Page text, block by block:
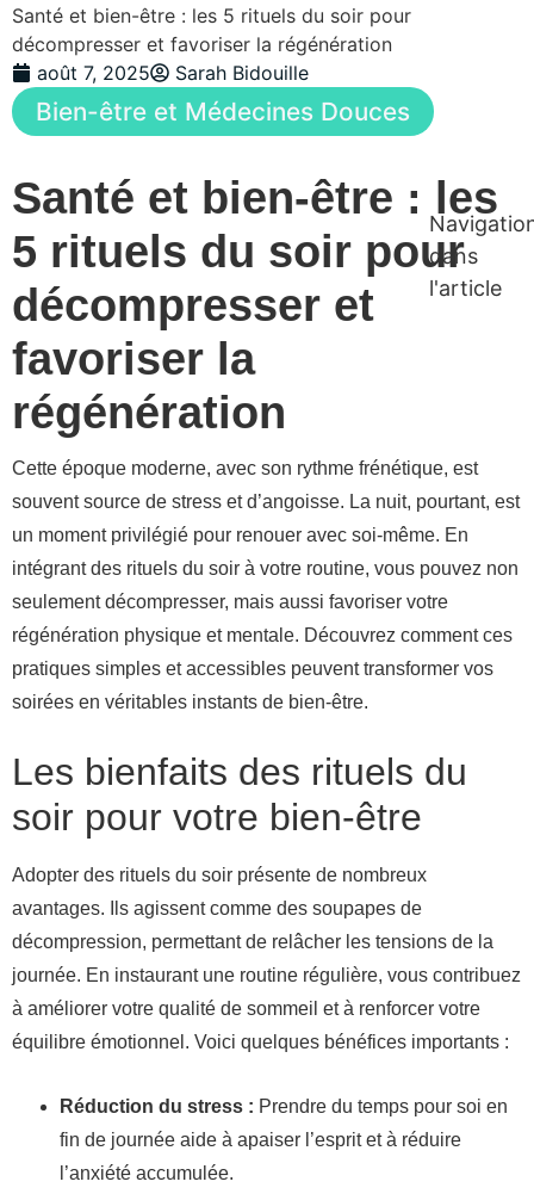
Santé et bien-être : les 5 rituels du soir pour
décompresser et favoriser la régénération
août 7, 2025
Sarah Bidouille
Bien-être et Médecines Douces
Santé et bien-être : les
5 rituels du soir pour
décompresser et
favoriser la
régénération
Cette époque moderne, avec son rythme frénétique, est
souvent source de stress et d’angoisse. La nuit, pourtant, est
un moment privilégié pour renouer avec soi-même. En
intégrant des rituels du soir à votre routine, vous pouvez non
seulement décompresser, mais aussi favoriser votre
régénération physique et mentale. Découvrez comment ces
pratiques simples et accessibles peuvent transformer vos
soirées en véritables instants de bien-être.
Les bienfaits des rituels du
soir pour votre bien-être
Adopter des rituels du soir présente de nombreux
avantages. Ils agissent comme des soupapes de
décompression, permettant de relâcher les tensions de la
journée. En instaurant une routine régulière, vous contribuez
à améliorer votre qualité de sommeil et à renforcer votre
équilibre émotionnel. Voici quelques bénéfices importants :
Réduction du stress : Prendre du temps pour soi en
fin de journée aide à apaiser l’esprit et à réduire
l’anxiété accumulée.
dans
l'article